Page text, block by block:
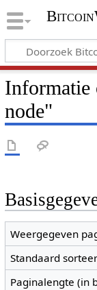
node"
Weergegeven
Standaard
Paginalengte (in